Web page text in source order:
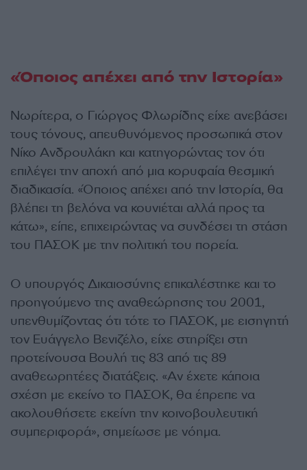
«Όποιος απέχει από την Ιστορία»
Νωρίτερα, ο Γιώργος Φλωρίδης είχε ανεβάσει
τους τόνους, απευθυνόμενος προσωπικά στον
Νίκο Ανδρουλάκη και κατηγορώντας τον ότι
επιλέγει την αποχή από μια κορυφαία θεσμική
διαδικασία. «Όποιος απέχει από την Ιστορία, θα
βλέπει τη βελόνα να κουνιέται αλλά προς τα
κάτω», είπε, επιχειρώντας να συνδέσει τη στάση
του ΠΑΣΟΚ με την πολιτική του πορεία.
Ο υπουργός Δικαιοσύνης επικαλέστηκε και το
προηγούμενο της αναθεώρησης του 2001,
υπενθυμίζοντας ότι τότε το ΠΑΣΟΚ, με εισηγητή
τον Ευάγγελο Βενιζέλο, είχε στηρίξει στη
προτείνουσα Βουλή τις 83 από τις 89
αναθεωρητέες διατάξεις. «Αν έχετε κάποια
σχέση με εκείνο το ΠΑΣΟΚ, θα έπρεπε να
ακολουθήσετε εκείνη την κοινοβουλευτική
συμπεριφορά», σημείωσε με νόημα.